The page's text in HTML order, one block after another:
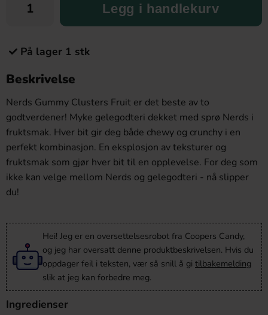
Legg i handlekurv
På lager 1 stk
Beskrivelse
Nerds Gummy Clusters Fruit er det beste av to
godtverdener! Myke gelegodteri dekket med sprø Nerds i
fruktsmak. Hver bit gir deg både chewy og crunchy i en
perfekt kombinasjon. En eksplosjon av teksturer og
fruktsmak som gjør hver bit til en opplevelse. For deg som
ikke kan velge mellom Nerds og gelegodteri - nå slipper
du!
Hei! Jeg er en oversettelsesrobot fra Coopers Candy,
og jeg har oversatt denne produktbeskrivelsen. Hvis du
oppdager feil i teksten, vær så snill å gi tilbakemelding
slik at jeg kan forbedre meg.
Ingredienser